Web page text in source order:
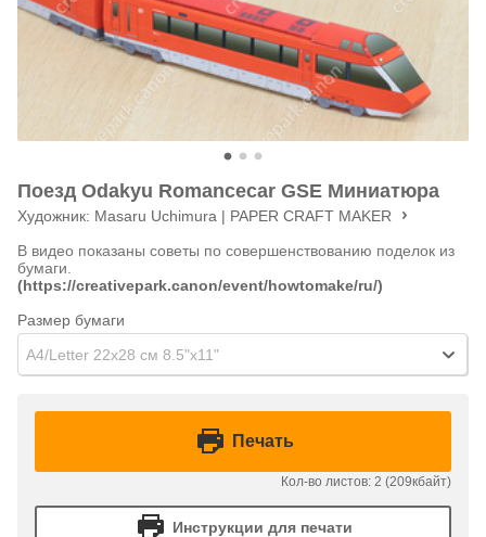
Поезд Odakyu Romancecar GSE Миниатюра
Художник: Masaru Uchimura | PAPER CRAFT MAKER
В видео показаны советы по совершенствованию поделок из
бумаги.
(https://creativepark.canon/event/howtomake/ru/)
Размер бумаги
A4/Letter 22x28 см 8.5"x11"
Печать
Кол-во листов: 2 (209кбайт)
Инструкции для печати